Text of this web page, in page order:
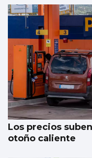
Vigo, lejos de
sin gluten”
Los precios
otoño caliente